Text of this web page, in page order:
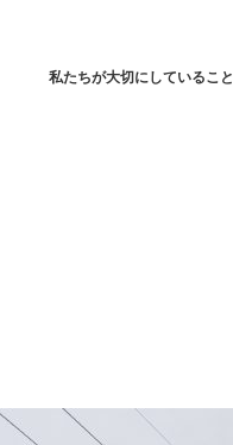
私たちが大切にしていること